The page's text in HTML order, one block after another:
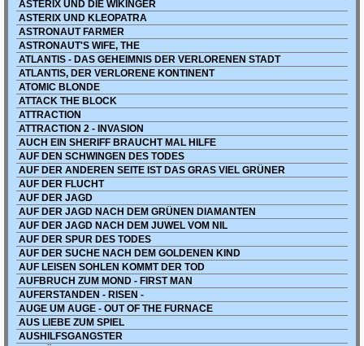
ASTERIX UND DIE WIKINGER
ASTERIX UND KLEOPATRA
ASTRONAUT FARMER
ASTRONAUT'S WIFE, THE
ATLANTIS - DAS GEHEIMNIS DER VERLORENEN STADT
ATLANTIS, DER VERLORENE KONTINENT
ATOMIC BLONDE
ATTACK THE BLOCK
ATTRACTION
ATTRACTION 2 - INVASION
AUCH EIN SHERIFF BRAUCHT MAL HILFE
AUF DEN SCHWINGEN DES TODES
AUF DER ANDEREN SEITE IST DAS GRAS VIEL GRÜNER
AUF DER FLUCHT
AUF DER JAGD
AUF DER JAGD NACH DEM GRÜNEN DIAMANTEN
AUF DER JAGD NACH DEM JUWEL VOM NIL
AUF DER SPUR DES TODES
AUF DER SUCHE NACH DEM GOLDENEN KIND
AUF LEISEN SOHLEN KOMMT DER TOD
AUFBRUCH ZUM MOND - FIRST MAN
AUFERSTANDEN - RISEN -
AUGE UM AUGE - OUT OF THE FURNACE
AUS LIEBE ZUM SPIEL
AUSHILFSGANGSTER